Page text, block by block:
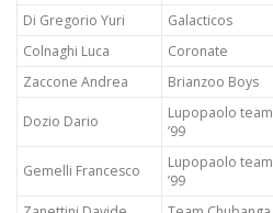
Di Gregorio Yuri
Galacticos
Colnaghi Luca
Coronate
Zaccone Andrea
Brianzoo Boys
Dozio Dario
Lupopaolo team
’99
Gemelli Francesco
Lupopaolo team
’99